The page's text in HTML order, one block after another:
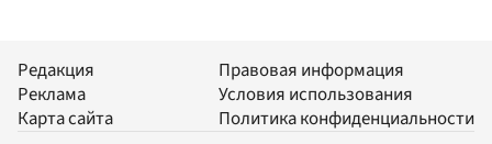
Редакция
Реклама
Карта сайта
Правовая информация
Условия использования
Политика конфиденциальности